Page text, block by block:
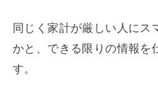
同じく家計が厳しい人にス
かと、できる限りの情報を
す。